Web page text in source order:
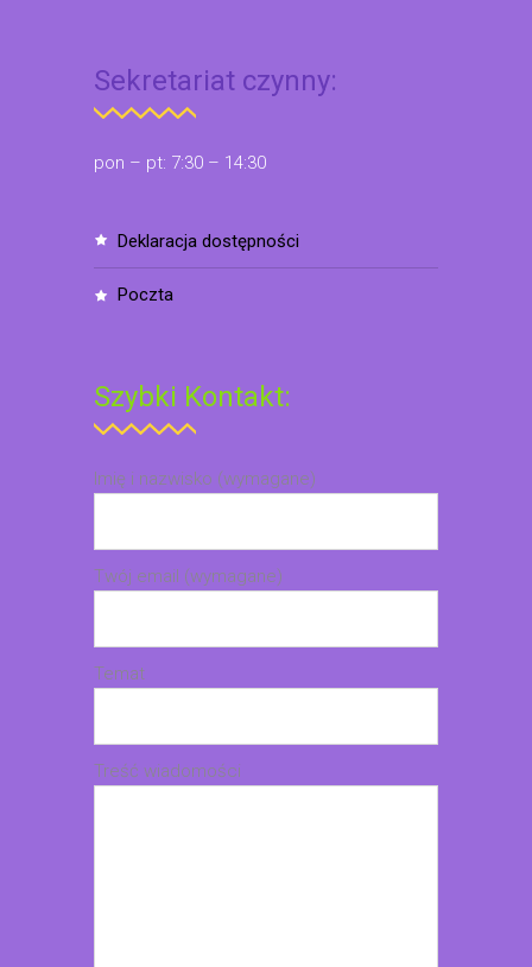
Sekretariat czynny:
pon – pt: 7:30 – 14:30
deklaracja dostępności
poczta
Szybki Kontakt:
Imię i nazwisko (wymagane)
Twój email (wymagane)
Temat
Treść wiadomości